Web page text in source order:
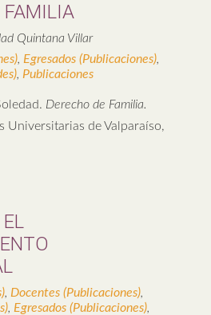
FAMILIA
Quintana Villar
, Egresados (Publicaciones),
, Publicaciones
Derecho de Familia.
Universitarias de Valparaíso,
, Docentes (Publicaciones),
, Egresados (Publicaciones),